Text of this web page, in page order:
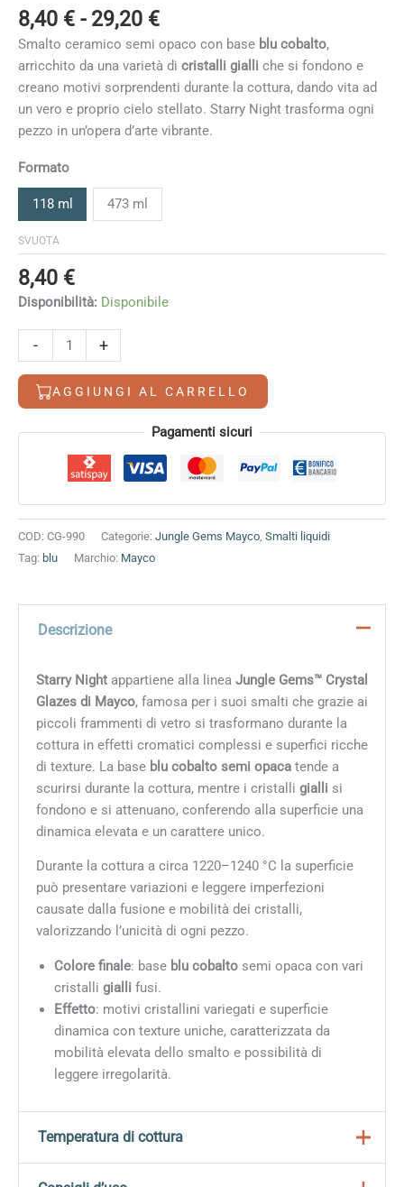
8,40 € - 29,20 €Fascia
di
prezzo:
da
8,40 €
a
Smalto ceramico semi opaco con base blu cobalto,
arricchito da una varietà di cristalli gialli che si fondono e
creano motivi sorprendenti durante la cottura, dando vita ad
un vero e proprio cielo stellato. Starry Night trasforma ogni
pezzo in un’opera d’arte vibrante.
Formato
118 ml 473 ml
SVUOTA
8,40 €
Disponibilità: Disponibile
-
Night
quantità
+
AGGIUNGI AL CARRELLO
Alternative: Pagamenti sicuri
COD: CG-990 Categorie: Jungle Gems Mayco Smalti liquidi
Tag: blu Marchio: Mayco
Descrizione
Starry Night appartiene alla linea Jungle Gems™ Crystal
Glazes di Mayco, famosa per i suoi smalti che grazie ai
piccoli frammenti di vetro si trasformano durante la
cottura in effetti cromatici complessi e superfici ricche
di texture. La base blu cobalto semi opacatende a
scurirsi durante la cottura, mentre i cristalli gialli si
fondono e si attenuano, conferendo alla superficie una
dinamica elevata e un carattere unico.
Durante la cottura a circa 1220–1240 °C la superficie
può presentare variazioni e leggere imperfezioni
causate dalla fusione e mobilità dei cristalli,
valorizzando l’unicità di ogni pezzo.
Colore finale: base blu cobaltosemi opaca con vari
cristalli gialli fusi.
Effetto: motivi cristallini variegati e superficie
dinamica con texture uniche, caratterizzata da
mobilità elevata dello smalto e possibilità di
leggere irregolarità.
Temperatura di cottura